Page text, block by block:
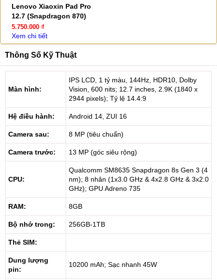
Lenovo Xiaoxin Pad Pro
12.7 (Snapdragon 870)
5.750.000 ₫
Xem chi tiết
Thông Số Kỹ Thuật
Màn hình:
IPS LCD, 1 tỷ màu, 144Hz, HDR10, Dolby
Vision, 600 nits; 12.7 inches, 2.9K (1840 x
2944 pixels); Tỷ lệ 14.4:9
Hệ điều hành: Android 14, ZUI 16
Camera sau: 8 MP (tiêu chuẩn)
Camera trước: 13 MP (góc siêu rộng)
CPU:
Qualcomm SM8635 Snapdragon 8s Gen 3 (4
nm); 8 nhân (1x3.0 GHz & 4x2.8 GHz & 3x2.0
GHz); GPU Adreno 735
RAM: 8GB
Bộ nhớ trong: 256GB-1TB
Thẻ SIM:
Dung lượng
pin:
10200 mAh; Sạc nhanh 45W